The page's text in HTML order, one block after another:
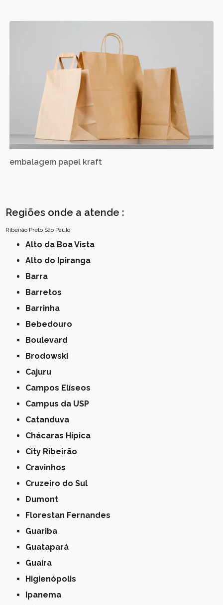
embalagem papel kraft
Regiões onde a atende :
Ribeirão Preto São Paulo
Alto da Boa Vista
Alto do Ipiranga
Barra
Barretos
Barrinha
Bebedouro
Boulevard
Brodowski
Cajuru
Campos Elíseos
Campus da USP
Catanduva
Chácaras Hípica
City Ribeirão
Cravinhos
Cruzeiro do Sul
Dumont
Florestan Fernandes
Guariba
Guatapará
Guaíra
Higienópolis
Ipanema